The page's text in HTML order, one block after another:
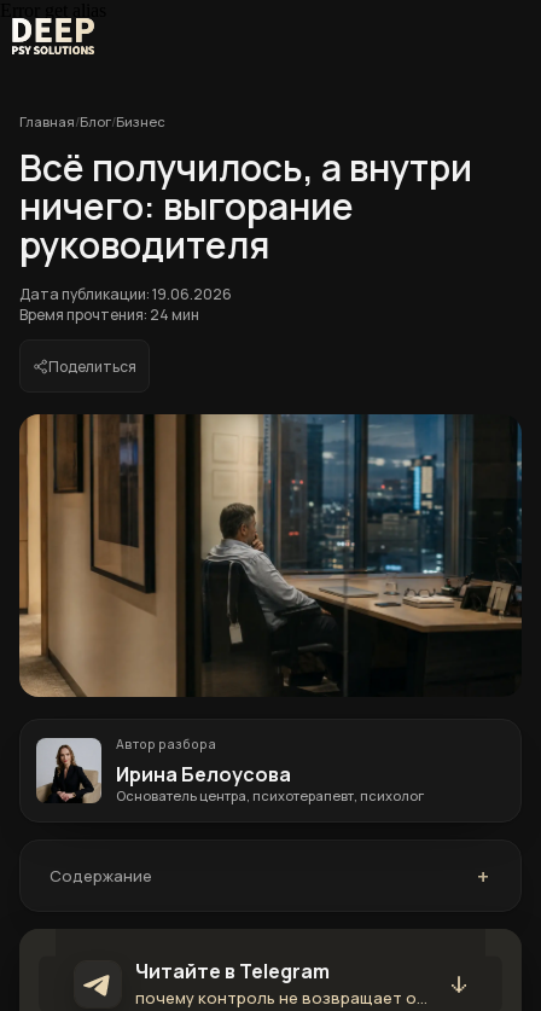
Главная/Блог/Бизнес
Всё получилось, а внутри
ничего: выгорание
руководителя
Дата публикации: 19.06.2026
Время прочтения: 24 мин
Поделиться
Автор разбора
Ирина Белоусова
Основатель центра, психотерапевт, психолог
Содержание
Читайте в Telegram
как лидерство станов